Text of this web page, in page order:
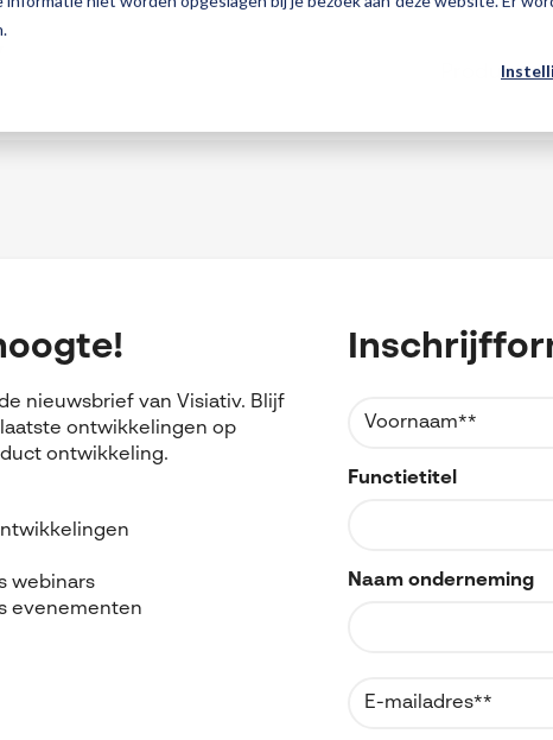
Producten
nieuwsbrief van Visiativ. Blijf
ontwikkelingen op
ontwikkeling.
webinars
evenementen
Functietitel
Naam onderneming